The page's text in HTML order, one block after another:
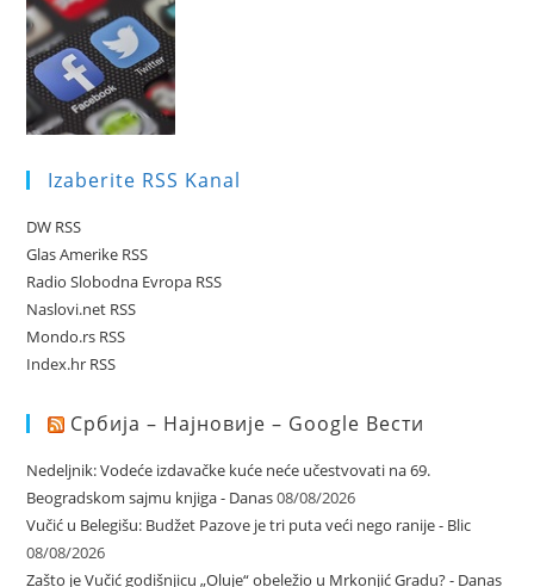
Izaberite RSS Kanal
DW RSS
Glas Amerike RSS
Radio Slobodna Evropa RSS
Naslovi.net RSS
Mondo.rs RSS
Index.hr RSS
Србија – Најновије – Google Вести
Nedeljnik: Vodeće izdavačke kuće neće učestvovati na 69.
Beogradskom sajmu knjiga - Danas08/08/2026
Vučić u Belegišu: Budžet Pazove je tri puta veći nego ranije - Blic
08/08/2026
Zašto je Vučić godišnjicu „Oluje“ obeležio u Mrkonjić Gradu? - Danas